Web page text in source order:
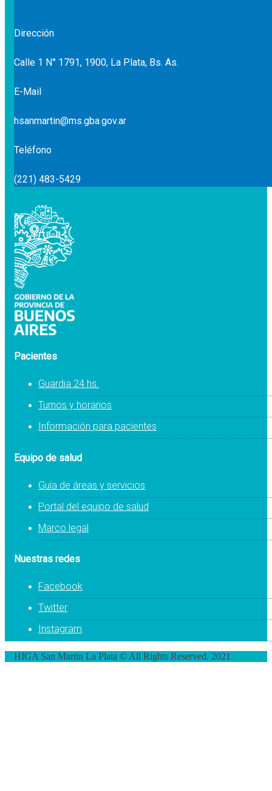
Dirección
Calle 1 N° 1791, 1900, La Plata, Bs. As.
E-Mail
hsanmartin@ms.gba.gov.ar
Teléfono
(221) 483-5429
Pacientes
Guardia 24 hs.
Turnos y horarios
Información para pacientes
Equipo de salud
Guía de áreas y servicios
Portal del equipo de salud
Marco legal
Nuestras redes
Facebook
Twitter
Instagram
HIGA San Martin La Plata © All Rights Reserved. 2021